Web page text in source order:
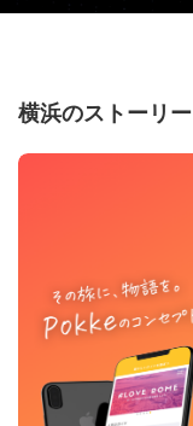
横浜のストーリー